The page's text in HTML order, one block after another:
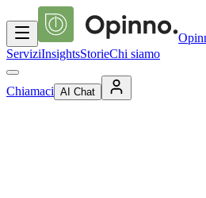
ServiziInsightsStorieChi siamo
Chiamaci AI Chat